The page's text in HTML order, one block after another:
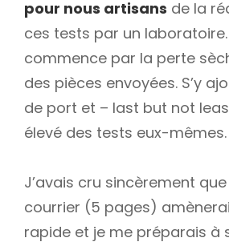
pour nous artisans de la
ces tests par un
commence par la perte
des pièces envoyées. S’y
de port et – last but not
élevé des tests eux-mêmes.
J’avais cru sincèrement
courrier (5 pages)
rapide et je me préparais à